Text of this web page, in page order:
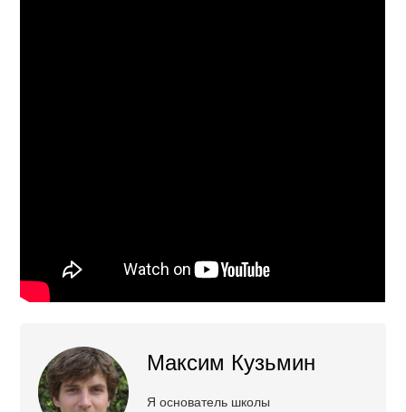
Максим Кузьмин
Я основатель школы